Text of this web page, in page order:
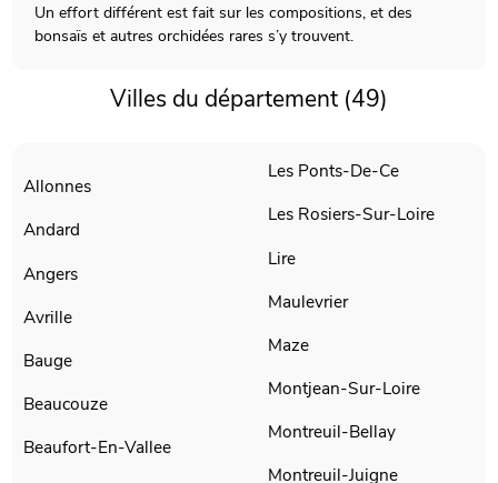
Un effort différent est fait sur les compositions, et des
bonsaïs et autres orchidées rares s’y trouvent.
Villes du département (49)
Allonnes
Andard
Angers
Avrille
Bauge
Beaucouze
Beaufort-En-Vallee
Les Ponts-De-Ce
Les Rosiers-Sur-Loire
Lire
Maulevrier
Maze
Montjean-Sur-Loire
Montreuil-Bellay
Montreuil-Juigne